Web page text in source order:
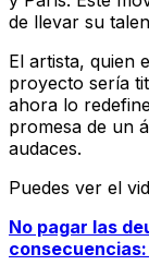
de llevar su
El artista, quien
proyecto sería
ahora lo
promesa de un
audaces.
Puedes ver el
No pagar las